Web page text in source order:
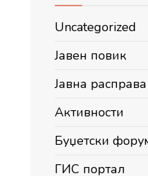
Uncategorized
Јавен повик
Јавна расправа
Активности
Буџетски
ГИС портал